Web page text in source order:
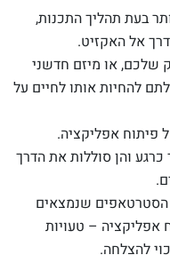
בעת תהליך התכנות,
אל האקזיט.
שלכם, או מיזם חדשני
להחיות אותו לחיים על
פיתוח אפליקציה.
כרגע והן סוללות את הדרך
הסטרטאפים שנמצאים
אפליקציה – טעויות
להצלחה.